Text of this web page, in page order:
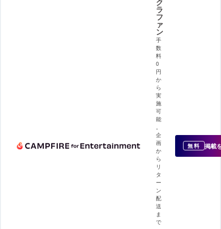
ラ
フ
ァ
ン
手
数
料
0
円
か
ら
実
施
可
能
企
画
か
ら
リ
タ
ー
ン
配
送
ま
で
無料 掲載